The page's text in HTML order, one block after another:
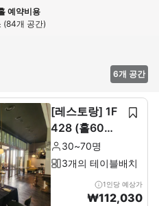
예약비용
(84개 공간)
6개 공간
[레스토랑] 1F
428 (홀60석+
룸10석)
30~70명
3개의 테이블배치
1인당 예상가
₩112,030